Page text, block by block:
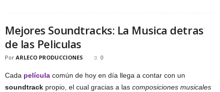
Mejores Soundtracks: La Musica detras
de las Peliculas
Por ARLECO PRODUCCIONES 0
Cada película común de hoy en día llega a contar con un
soundtrack propio, el cual gracias a las composiciones musicales